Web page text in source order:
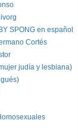
SPONG en español
Cortés
judía y lesbiana)